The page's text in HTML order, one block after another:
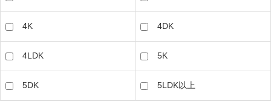
4K 4DK
4LDK 5K
5DK 5LDK以上